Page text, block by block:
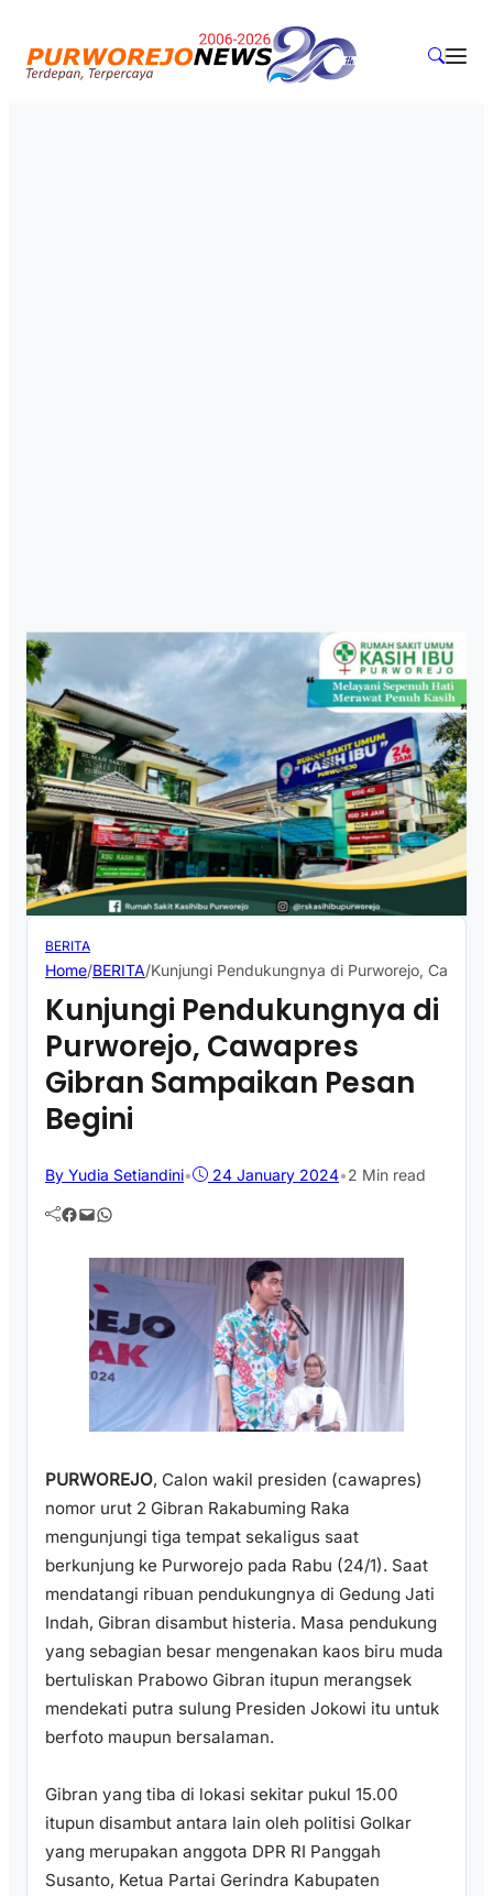
BERITA
Home/BERITA/Kunjungi Pendukungnya di Purworejo,
Kunjungi Pendukungnya di
Purworejo, Cawapres
Gibran Sampaikan Pesan
Begini
By Yudia Setiandini• 24 January 2024•2 Min read
Facebook Mail WhatsApp
PURWOREJO, Calon wakil presiden (cawapres)
nomor urut 2 Gibran Rakabuming Raka
mengunjungi tiga tempat sekaligus saat
berkunjung ke Purworejo pada Rabu (24/1). Saat
mendatangi ribuan pendukungnya di Gedung Jati
Indah, Gibran disambut histeria. Masa pendukung
yang sebagian besar mengenakan kaos biru muda
bertuliskan Prabowo Gibran itupun merangsek
mendekati putra sulung Presiden Jokowi itu untuk
berfoto maupun bersalaman.
Gibran yang tiba di lokasi sekitar pukul 15.00
itupun disambut antara lain oleh politisi Golkar
yang merupakan anggota DPR RI Panggah
Susanto, Ketua Partai Gerindra Kabupaten